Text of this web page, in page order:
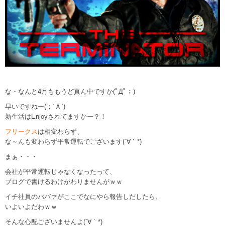
な・なんと4月ももうど真ん中ですか(ﾟДﾟ；)
早いですねー(；´Ａ`)
新生活はEnjoyされてますかー？！
フリークス は相変わらず、
な～んも変わらず平常運転でございます(´∀｀*)
まぁ・・・
会社が平常運転じゃなくなったって、
ブログで書けるわけがわりませんがｗｗ
イチ社員のババァがここでなにやら報告しだしたら、
いよいよだわｗｗ
そんな心配ございませんよ(´∀｀*)